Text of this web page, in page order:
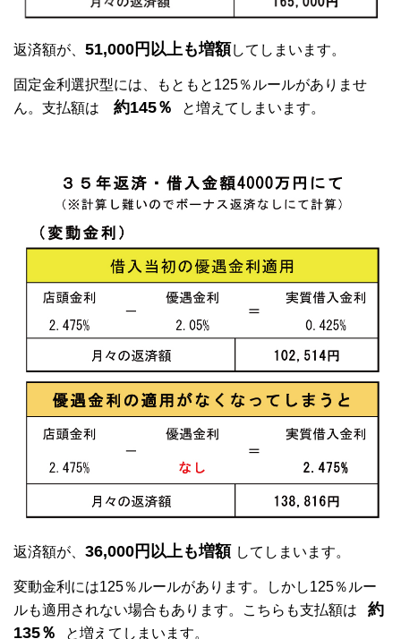
返済額が、 51,000円以上も増額してしまいます。
固定金利選択型には、もともと125％ルールがありませ
ん。支払額は 約145％ と増えてしまいます。
返済額が、 36,000円以上も増額 してしまいます。
変動金利には125％ルールがあります。しかし125％ルー
ルも適用されない場合もあります。こちらも支払額は 約
135％
と増えてしまいます。